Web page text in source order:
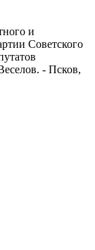
и
Советского
- Псков,